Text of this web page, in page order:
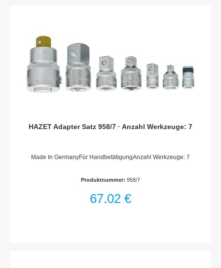
4°Mit KugelsicherungHAZET 2-Komponenten-GriffOberfläche:
verchromtDIN 3122, ISO 3315Made In GermanyAbtrieb:
Vierkant massiv 6,3 mm (1/4 Zoll)Abmessungen / Länge: 116
mmNetto-Gewicht (kg): 0.08 kgFür HandbetätigungHiPer – Das
OriginalEntwickelt und Produziert „Made in Germany“Statisch
UND Dynamisch – doppelte Präzision in PerfektionHohe
Dauerlast für LanglebigkeitErgonomischer Umschalthebel
HAZET Adapter Satz 958/7 · Anzahl Werkzeuge: 7
Made In GermanyFür HandbetätigungAnzahl Werkzeuge: 7
Produktnummer: 958/7
67,02 €